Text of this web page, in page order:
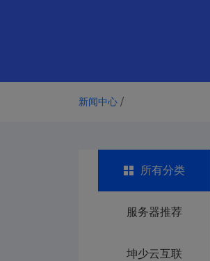
高频云·服务器
物理机服务器-vps
住宅/双ISP区
新闻中心 /
所有分类
服务器推荐
坤少云互联